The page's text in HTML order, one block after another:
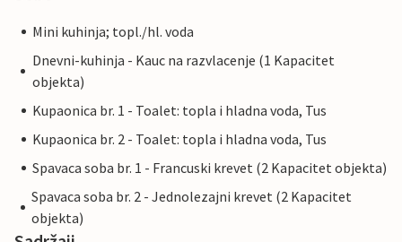
Mini kuhinja; topl./hl. voda
Dnevni-kuhinja - Kauc na razvlacenje (1 Kapacitet
objekta)
Kupaonica br. 1 - Toalet: topla i hladna voda, Tus
Kupaonica br. 2 - Toalet: topla i hladna voda, Tus
Spavaca soba br. 1 - Francuski krevet (2 Kapacitet objekta)
Spavaca soba br. 2 - Jednolezajni krevet (2 Kapacitet
objekta)